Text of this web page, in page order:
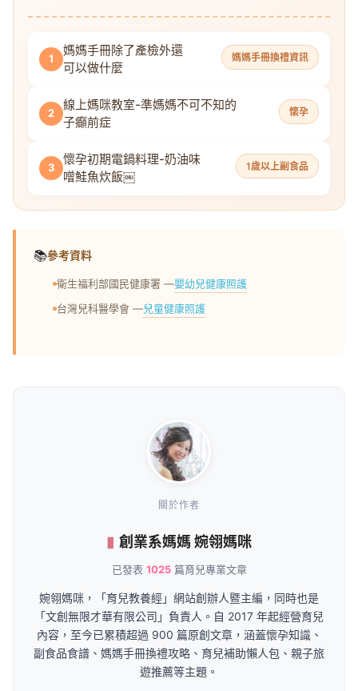
1
媽媽手冊除了產檢外還
可以做什麼
媽媽手冊換禮資訊
2
線上媽咪教室-準媽媽不可不知的
子癲前症
懷孕
3
懷孕初期電鍋料理-奶油味
噌鮭魚炊飯￼
1歲以上副食品
📚參考資料
衛生福利部國民健康署 —嬰幼兒健康照護
台灣兒科醫學會 —兒童健康照護
關於作者
創業系媽媽 婉翎媽咪
已發表 1025篇育兒專業文章
婉翎媽咪，「育兒教養經」網站創辦人暨主編，同時也是
「文創無限才華有限公司」負責人。自 2017 年起經營育兒
內容，至今已累積超過 900 篇原創文章，涵蓋懷孕知識、
副食品食譜、媽媽手冊換禮攻略、育兒補助懶人包、親子旅
遊推薦等主題。